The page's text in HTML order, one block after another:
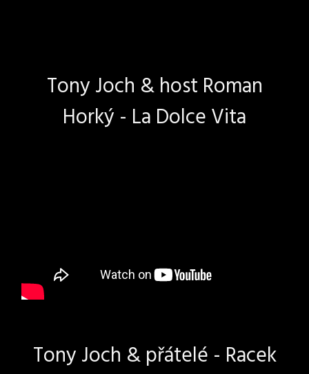
Tony Joch & host Roman
Horký - La Dolce Vita
Tony Joch & přátelé - Racek